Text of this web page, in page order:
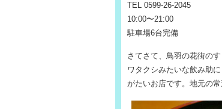
TEL 0599-26-2045
10:00〜21:00
駐車場6台完備
さてさて、鳥羽の花街の
ワタクシみたいな飲み助
がたいお店です。地元の